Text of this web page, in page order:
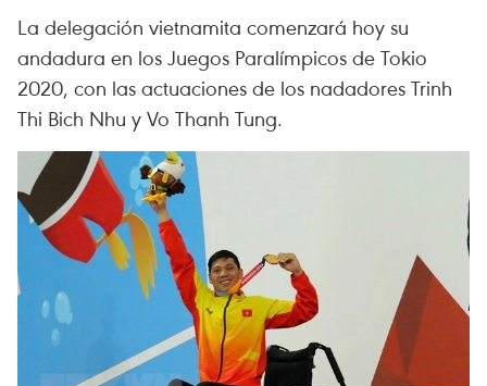
La delegación vietnamita comenzará hoy su
andadura en los Juegos Paralímpicos de Tokio
2020, con las actuaciones de los nadadores Trinh
Thi Bich Nhu y Vo Thanh Tung.